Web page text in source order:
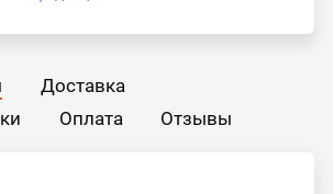
Доставка
Оплата Отзывы